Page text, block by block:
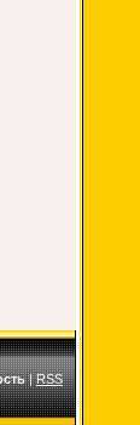
|RSS